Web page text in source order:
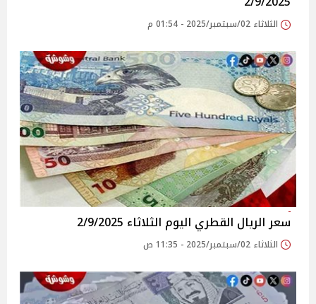
الثلاثاء 02/سبتمبر/2025 - 01:54 م
سعر الريال القطري اليوم الثلاثاء 2/9/2025
الثلاثاء 02/سبتمبر/2025 - 11:35 ص